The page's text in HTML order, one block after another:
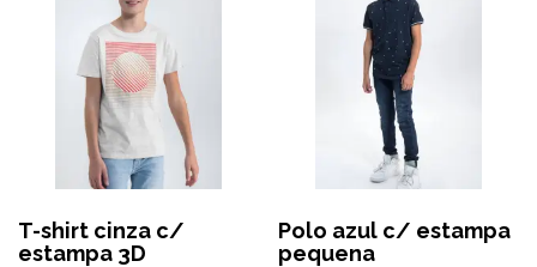
T-shirt cinza c/
estampa 3D
Polo azul c/ estampa
pequena